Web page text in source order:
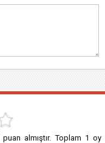
puan almıştır. Toplam 1 oy